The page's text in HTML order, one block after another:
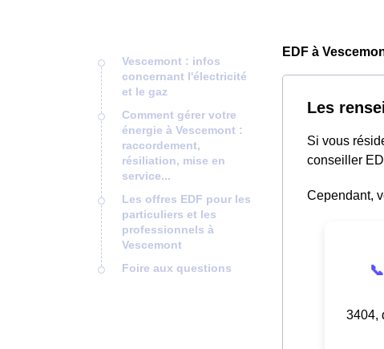
Vescemont : infos
concernant l'électricité
et le gaz
Comment gérer votre
énergie à Vescemont :
raccordement,
résiliation, mise en
service...
Les offres EDF pour les
particuliers et les
professionnels à
Vescemont
Foire aux questions
EDF à
Les
Si vous
conseiller
Cependant,
3404,